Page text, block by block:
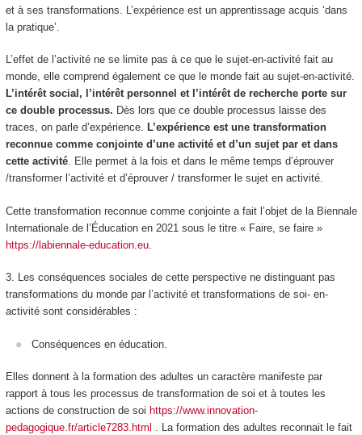
et à ses transformations. L’expérience est un apprentissage acquis ‘dans
la pratique’.
L’effet de l’activité ne se limite pas à ce que le sujet-en-activité fait au
monde, elle comprend également ce que le monde fait au sujet-en-activité.
L’intérêt social, l’intérêt personnel et l’intérêt de recherche porte sur
ce double processus. Dès lors que ce double processus laisse des
traces, on parle d’expérience. L’expérience est une transformation
reconnue comme conjointe d’une activité et d’un sujet par et dans
cette activité. Elle permet à la fois et dans le même temps d’éprouver
/transformer l’activité et d’éprouver / transformer le sujet en activité.
Cette transformation reconnue comme conjointe a fait l’objet de la Biennale
Internationale de l’Éducation en 2021 sous le titre « Faire, se faire »
https://labiennale-education.eu.
3. Les conséquences sociales de cette perspective ne distinguant pas
transformations du monde par l’activité et transformations de soi- en-
activité sont considérables :
Conséquences en éducation.
Elles donnent à la formation des adultes un caractère manifeste par
rapport à tous les processus de transformation de soi et à toutes les
actions de construction de soi https://www.innovation-
pedagogique.fr/article7283.html . La formation des adultes reconnait le fait